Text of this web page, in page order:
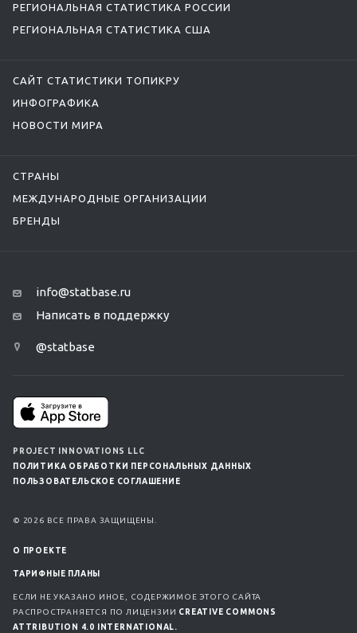
РЕГИОНАЛЬНАЯ СТАТИСТИКА РОССИИ
РЕГИОНАЛЬНАЯ СТАТИСТИКА США
САЙТ СТАТИСТИКИ ТОПИКРУ
ИНФОГРАФИКА
НОВОСТИ МИРА
СТРАНЫ
МЕЖДУНАРОДНЫЕ ОРГАНИЗАЦИИ
БРЕНДЫ
info@statbase.ru
Написать в поддержку
@statbase
PROJECT INNOVATIONS LLC
ПОЛИТИКА ОБРАБОТКИ ПЕРСОНАЛЬНЫХ ДАННЫХ
ПОЛЬЗОВАТЕЛЬСКОЕ СОГЛАШЕНИЕ
© 2026 ВСЕ ПРАВА ЗАЩИЩЕНЫ.
О ПРОЕКТЕ
ТАРИФНЫЕ ПЛАНЫ
ЕСЛИ НЕ УКАЗАНО ИНОЕ, СОДЕРЖИМОЕ ЭТОГО САЙТА
РАСПРОСТРАНЯЕТСЯ ПО ЛИЦЕНЗИИ CREATIVE COMMONS
ATTRIBUTION 4.0 INTERNATIONAL.